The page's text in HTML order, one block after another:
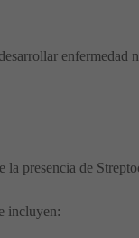
presencia de
incluyen: